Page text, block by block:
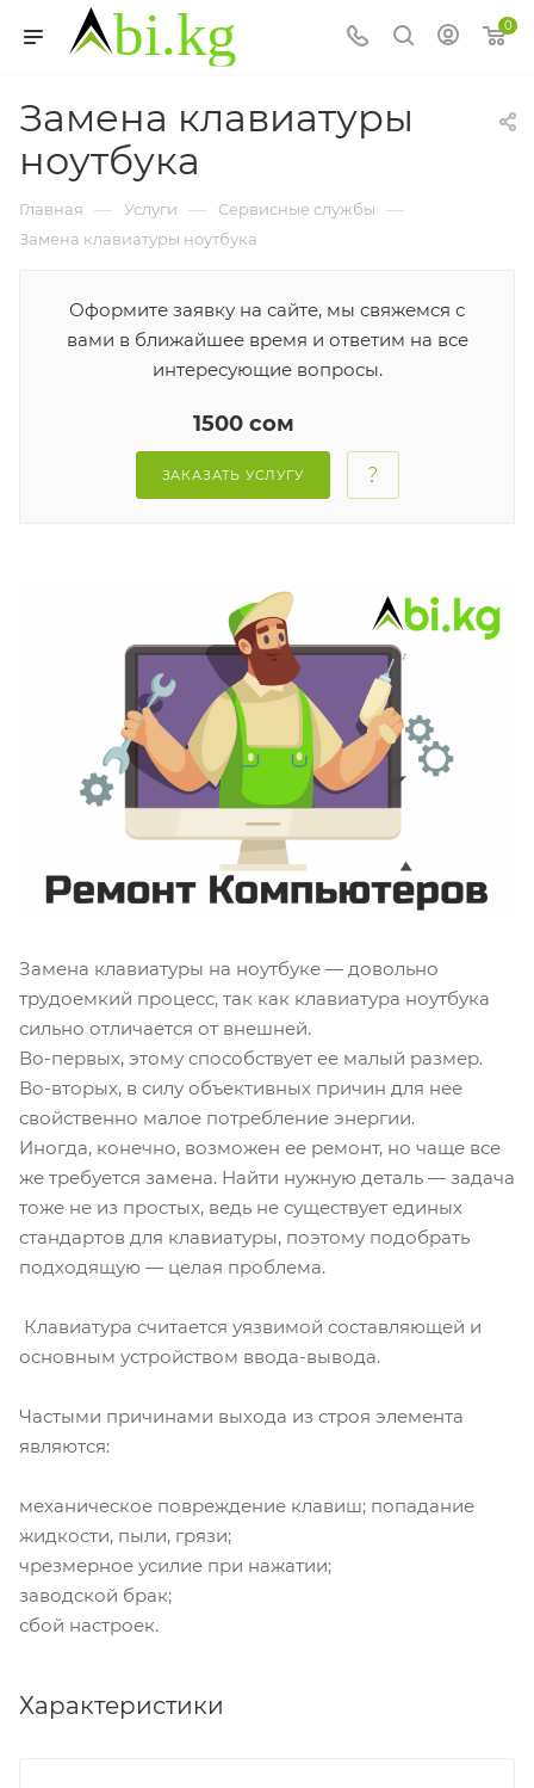
0
Замена клавиатуры
ноутбука
Главная — Услуги — Сервисные службы —
Замена клавиатуры ноутбука
Оформите заявку на сайте, мы свяжемся с
вами в ближайшее время и ответим на все
интересующие вопросы.
1500 сом
ЗАКАЗАТЬ УСЛУГУ
Замена клавиатуры на ноутбуке — довольно
трудоемкий процесс, так как клавиатура ноутбука
сильно отличается от внешней.
Во-первых, этому способствует ее малый размер.
Во-вторых, в силу объективных причин для нее
свойственно малое потребление энергии.
Иногда, конечно, возможен ее ремонт, но чаще все
же требуется замена. Найти нужную деталь — задача
тоже не из простых, ведь не существует единых
стандартов для клавиатуры, поэтому подобрать
подходящую — целая проблема.
Клавиатура считается уязвимой составляющей и
основным устройством ввода-вывода.
Частыми причинами выхода из строя элемента
являются:
механическое повреждение клавиш; попадание
жидкости, пыли, грязи;
чрезмерное усилие при нажатии;
заводской брак;
сбой настроек.
Характеристики